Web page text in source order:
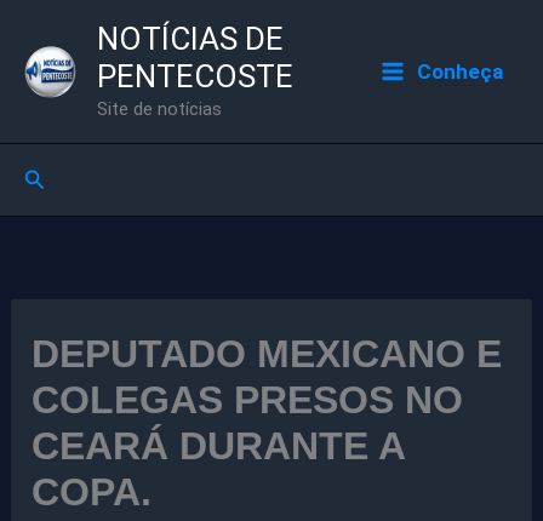
para
NOTÍCIAS DE
PENTECOSTE
Site de notícias
Conheça
Pesquisar
DEPUTADO MEXICANO E
COLEGAS PRESOS NO
CEARÁ DURANTE A
COPA.